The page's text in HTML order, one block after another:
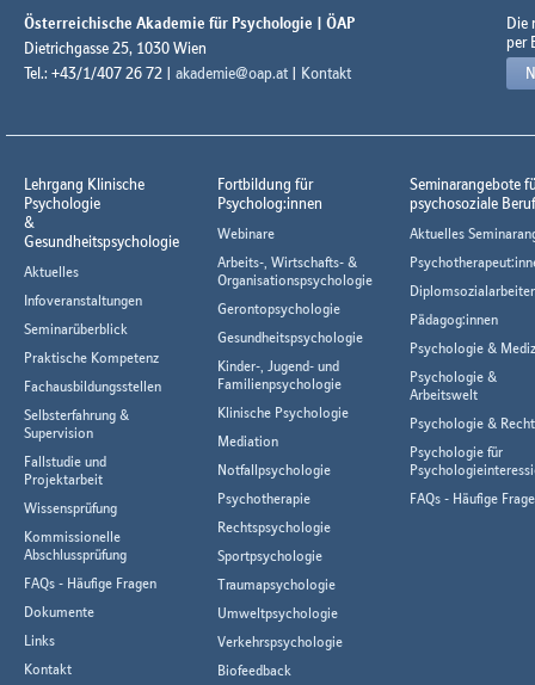
Österreichische Akademie für Psychologie | ÖAP
Dietrichgasse 25, 1030 Wien
Tel.: +43/1/407 26 72 | akademie@oap.at | Kontakt
Die
per
Lehrgang Klinische
Psychologie
&
Gesundheitspsychologie
Aktuelles
Infoveranstaltungen
Seminarüberblick
Praktische Kompetenz
Fachausbildungsstellen
Selbsterfahrung &
Supervision
Fallstudie und
Projektarbeit
Wissensprüfung
Kommissionelle
Abschlussprüfung
FAQs - Häufige Fragen
Dokumente
Links
Kontakt
Fortbildung für
Psycholog:innen
Webinare
Arbeits-, Wirtschafts- &
Organisationspsychologie
Gerontopsychologie
Gesundheitspsychologie
Kinder-, Jugend- und
Familienpsychologie
Klinische Psychologie
Mediation
Notfallpsychologie
Psychotherapie
Rechtspsychologie
Sportpsychologie
Traumapsychologie
Umweltpsychologie
Verkehrspsychologie
Biofeedback
Seminarangebote
psychosoziale
Aktuelles
Pädagog:innen
Psychologie &
Psychologie &
Arbeitswelt
Psychologie & Recht
Psychologie für
FAQs - Häufige